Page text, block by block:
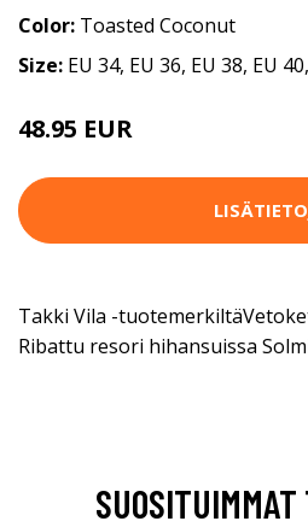
Color: Toasted Coconut
Size: EU 34, EU 36, EU 38, EU
48.95 EUR
Takki Vila -
Ribattu resori hihansuissa